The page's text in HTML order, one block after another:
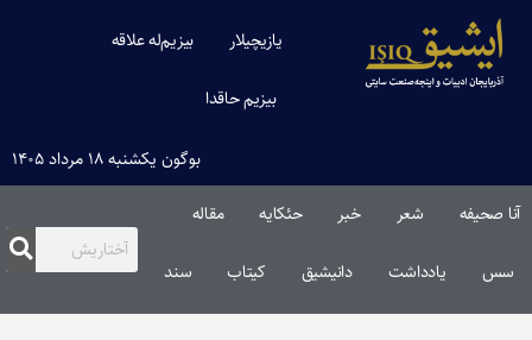
یازیچیلار بیزیم‌له علاقه
بیزیم حاقدا
بوگون یکشنبه ۱۸ مرداد ۱۴۰۵
صحیفه شعر خبر حئکایه مقاله‌
سس یادداشت دانیشیق کیتاب سند